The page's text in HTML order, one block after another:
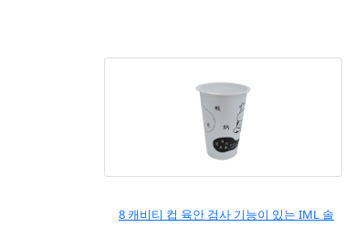
8 캐비티 컵 육안 검사 기능이 있는 IML 솔